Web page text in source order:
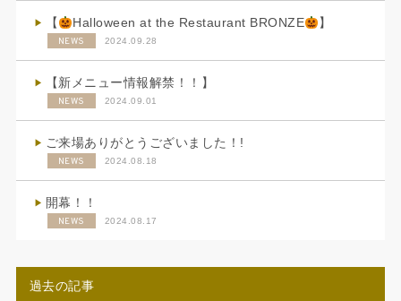
【 Halloween at the Restaurant BRONZE 】
NEWS 2024.09.28
【新メニュー情報解禁！！】
NEWS 2024.09.01
ご来場ありがとうございました！!
NEWS 2024.08.18
開幕！！
NEWS 2024.08.17
過去の記事